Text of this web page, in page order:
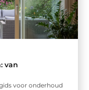
van
voor onderhoud